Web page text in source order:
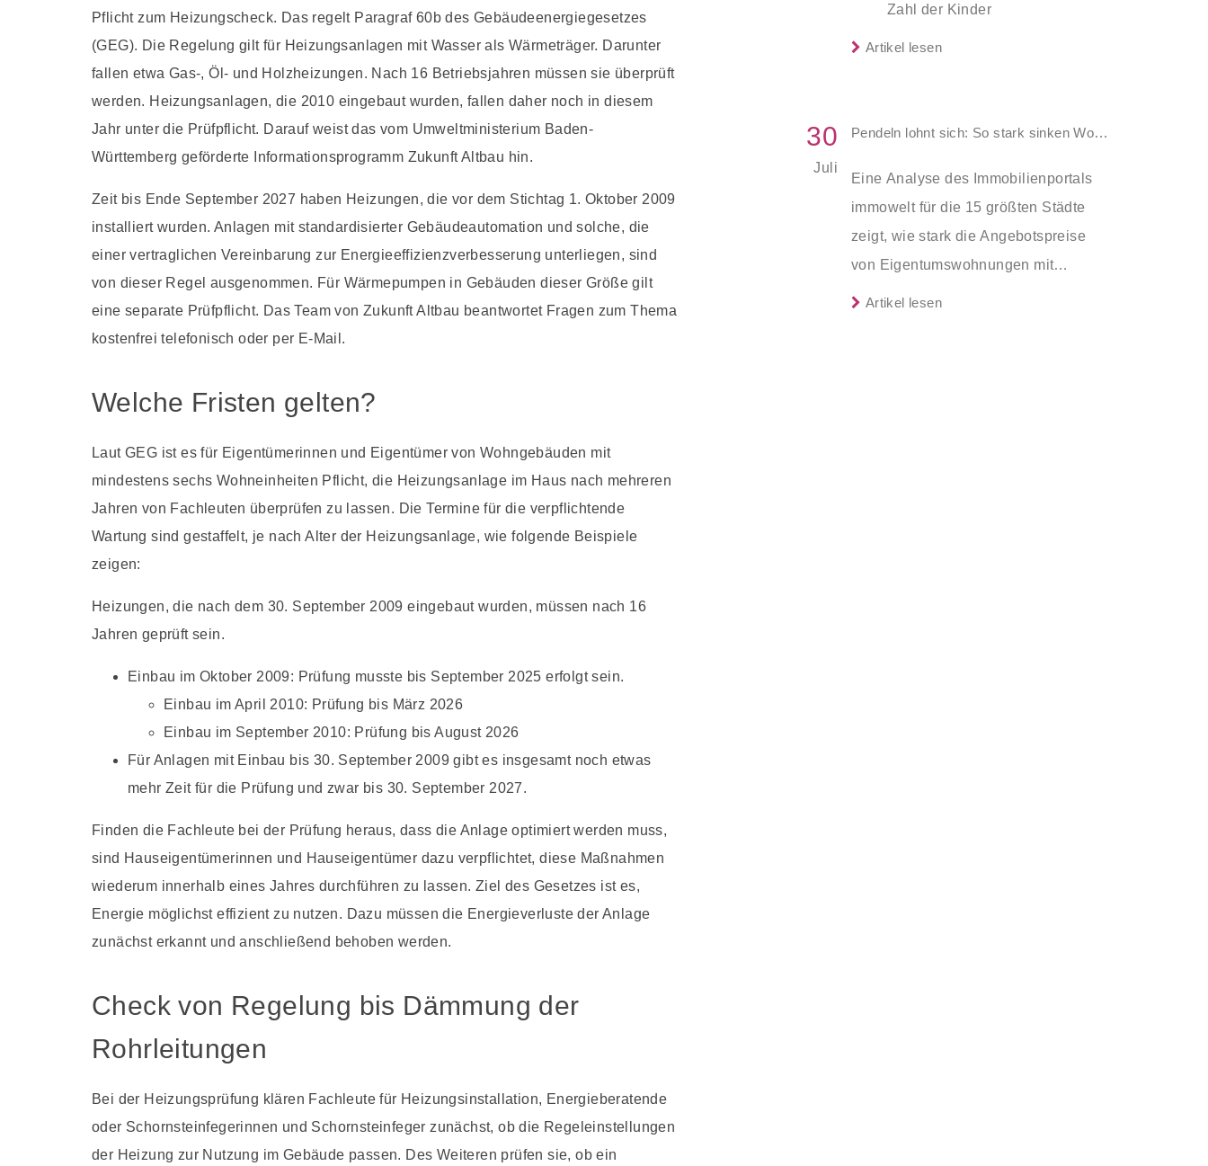
Pflicht zum Heizungscheck. Das regelt Paragraf 60b des Gebäudeenergiegesetzes
(GEG). Die Regelung gilt für Heizungsanlagen mit Wasser als Wärmeträger. Darunter
fallen etwa Gas-, Öl- und Holzheizungen. Nach 16 Betriebsjahren müssen sie überprüft
werden. Heizungsanlagen, die 2010 eingebaut wurden, fallen daher noch in diesem
Jahr unter die Prüfpflicht. Darauf weist das vom Umweltministerium Baden-
Württemberg geförderte Informationsprogramm Zukunft Altbau hin.
Zeit bis Ende September 2027 haben Heizungen, die vor dem Stichtag 1. Oktober 2009
installiert wurden. Anlagen mit standardisierter Gebäudeautomation und solche, die
einer vertraglichen Vereinbarung zur Energieeffizienzverbesserung unterliegen, sind
von dieser Regel ausgenommen. Für Wärmepumpen in Gebäuden dieser Größe gilt
eine separate Prüfpflicht. Das Team von Zukunft Altbau beantwortet Fragen zum Thema
kostenfrei telefonisch oder per E-Mail.
Welche Fristen gelten?
Laut GEG ist es für Eigentümerinnen und Eigentümer von Wohngebäuden mit
mindestens sechs Wohneinheiten Pflicht, die Heizungsanlage im Haus nach mehreren
Jahren von Fachleuten überprüfen zu lassen. Die Termine für die verpflichtende
Wartung sind gestaffelt, je nach Alter der Heizungsanlage, wie folgende Beispiele
zeigen:
Heizungen, die nach dem 30. September 2009 eingebaut wurden, müssen nach 16
Jahren geprüft sein.
Einbau im Oktober 2009: Prüfung musste bis September 2025 erfolgt sein.
Einbau im April 2010: Prüfung bis März 2026
Einbau im September 2010: Prüfung bis August 2026
Für Anlagen mit Einbau bis 30. September 2009 gibt es insgesamt noch etwas
mehr Zeit für die Prüfung und zwar bis 30. September 2027.
Finden die Fachleute bei der Prüfung heraus, dass die Anlage optimiert werden muss,
sind Hauseigentümerinnen und Hauseigentümer dazu verpflichtet, diese Maßnahmen
wiederum innerhalb eines Jahres durchführen zu lassen. Ziel des Gesetzes ist es,
Energie möglichst effizient zu nutzen. Dazu müssen die Energieverluste der Anlage
zunächst erkannt und anschließend behoben werden.
Check von Regelung bis Dämmung der
Rohrleitungen
Bei der Heizungsprüfung klären Fachleute für Heizungsinstallation, Energieberatende
oder Schornsteinfegerinnen und Schornsteinfeger zunächst, ob die Regeleinstellungen
der Heizung zur Nutzung im Gebäude passen. Des Weiteren prüfen sie, ob ein
Zahl der Kinder
Jahren Laufzeit und 10 Jahren
Antragstellende verpflichten sich
zu energetischer Sanierung
binnen 54 Monaten nach
Förderzusage / Sanierung in
Einzelmaßnahmen ab sofort
Die KfW und der Bund verbessern
Förderprodukt „Wohneigentum für
bewohnen und sanieren, können ab
Artikel lesen
30
Juli
Pendeln lohnt sich: So stark sinken Wohnungspreise im Umland
Eine Analyse des Immobilienportals
immowelt für die 15 größten Städte
zeigt, wie stark die Angebotspreise
von Eigentumswohnungen mit
zunehmender Entfernung sinken:
Artikel lesen